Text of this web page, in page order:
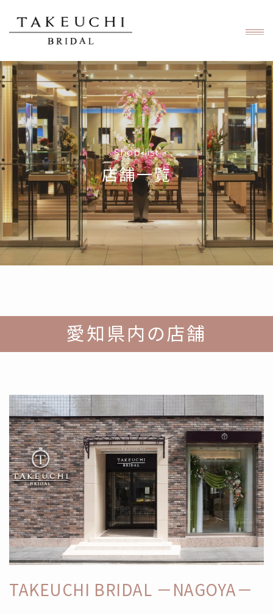
Shop-list
店舗一覧
愛知県内の店舗
TAKEUCHI BRIDAL －NAGOYA－